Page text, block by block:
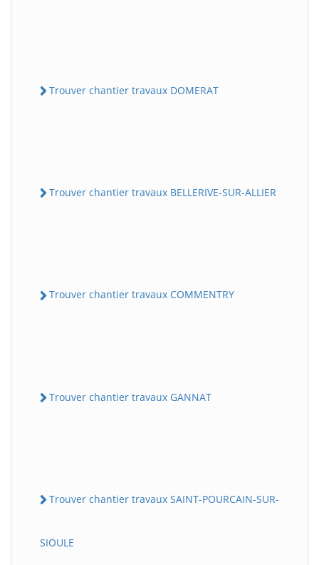
Trouver chantier travaux DOMERAT
Trouver chantier travaux BELLERIVE-SUR-ALLIER
Trouver chantier travaux COMMENTRY
Trouver chantier travaux GANNAT
Trouver chantier travaux SAINT-POURCAIN-SUR-
SIOULE